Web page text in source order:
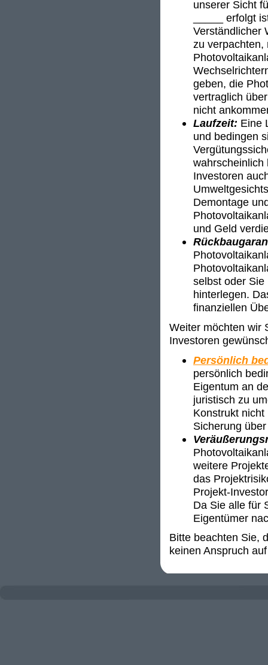
unserer Sicht
_____ erfolgt
Verständlicher
zu verpachten,
geben, die
vertraglich
nicht
Laufzeit: Eine
und bedingen
wahrscheinlich
Investoren
Demontage
und Geld
selbst oder Sie
hinterlegen.
finanziellen
Weiter möchten wir
Investoren
Persönlich
persönlich
Eigentum an
juristisch zu
Konstrukt
Sicherung
weitere
das
Projekt-
Da Sie alle für
Eigentümer
Bitte beachten Sie,
keinen Anspruch